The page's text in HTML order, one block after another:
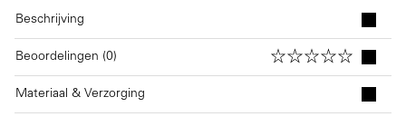
Beschrijving
Beoordelingen (0)
Materiaal & Verzorging